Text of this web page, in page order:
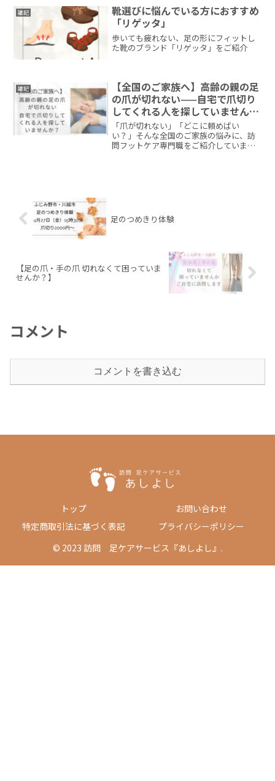
雑記
靴選びに悩んでいる方におすすめ
「リゲッタ」
歩いても疲れない、足の形にフィットし
た靴のブランド「リゲッタ」をご紹介
雑記
【全国のご家族へ】高齢の親の足
の爪が切れない——自宅で爪切り
してくれる人を探していません
か？
「爪が切れない」「どこに頼めばい
い？」そんな全国のご家族の悩みに、訪
問フットケア専門職をご紹介していま
足のつめきり体験
【足の爪・手の爪 切れなくて困っていま
せんか？】
コメント
コメントを書き込む
トップ
お問い合わせ
特定商取引法に基づく表記
プライバシーポリシー
© 2023 訪問 足ケアサービス『あしよし』.